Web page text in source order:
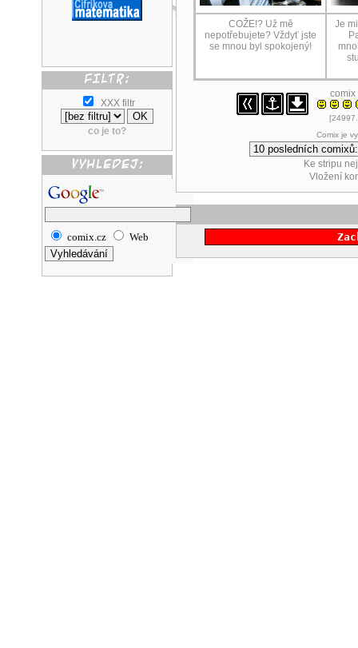
XXX filtr
co je to?
comix.cz Web
COŽE!? Už mě
nepotřebujete? Vždyť jste
se mnou byl spokojený!
Je
Comix je
Ke stripu
Vložení